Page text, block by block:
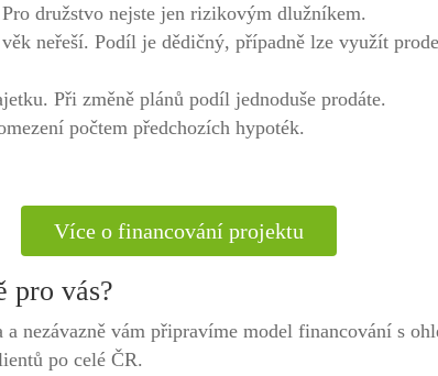
družstvo nejste jen rizikovým dlužníkem.
neřeší. Podíl je dědičný, případně lze využít
Při změně plánů podíl jednoduše prodáte.
počtem předchozích hypoték.
Více o financování projektu
pro vás?
nezávazně vám připravíme model financování s
po celé ČR.